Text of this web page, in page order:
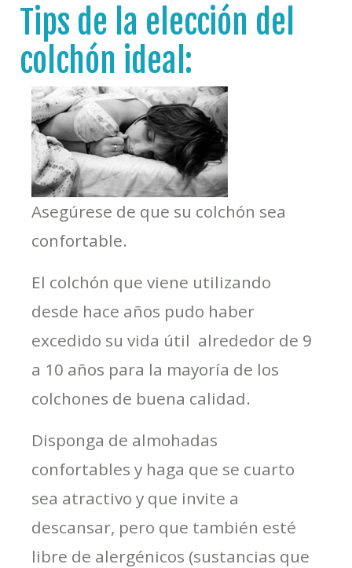
Tips de la elección del
colchón ideal:
Asegúrese de que su colchón sea
confortable.
El colchón que viene utilizando
desde hace años pudo haber
excedido su vida útil  alrededor de 9
a 10 años para la mayoría de los
colchones de buena calidad.
Disponga de almohadas
confortables y haga que se cuarto
sea atractivo y que invite a
descansar, pero que también esté
libre de alergénicos (sustancias que